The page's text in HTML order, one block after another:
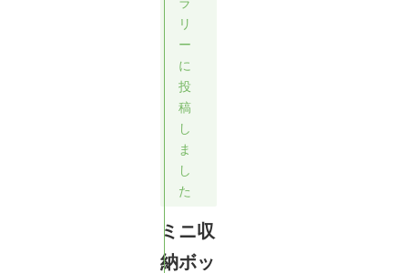
リ
ー
に
投
稿
し
ま
し
た
ミニ収
納ボッ